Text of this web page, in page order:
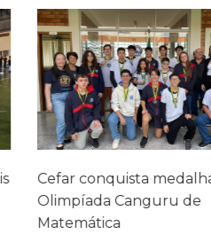
Cefar conquista medalhas na
Olimpíada Canguru de
Matemática